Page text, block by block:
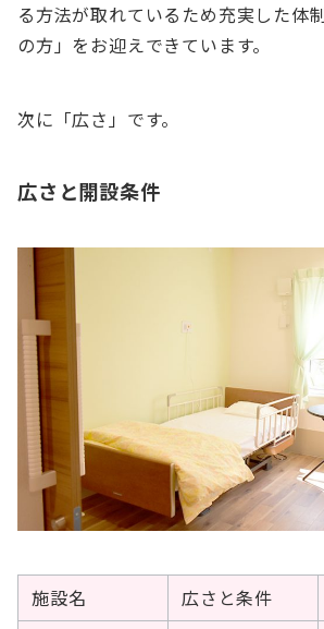
る方法が取れているため充実した体
の方」をお迎えできています。
次に「広さ」です。
広さと開設条件
施設名 広さと条件